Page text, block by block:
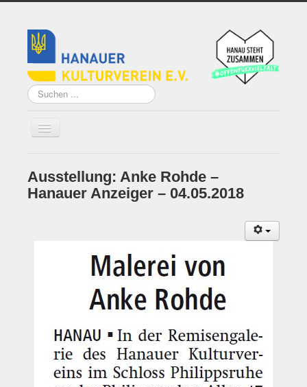
Suchen
...
Home
Über uns
Künstler*innen der
Remise
Grundsatzprogramm
Impressum
Mitglieder-Info
Ausstellung: Anke Rohde –
Hanauer Anzeiger – 04.05.2018